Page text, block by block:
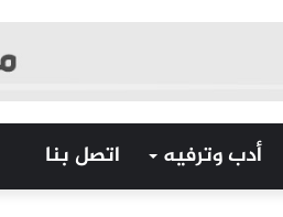
أدب وترفيه اتصل بنا